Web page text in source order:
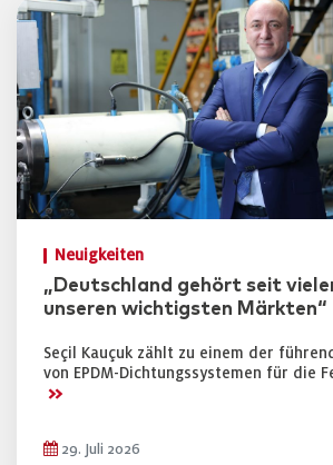
Neuigkeiten
„Deutschland gehört seit
unseren wichtigsten Märkten“
Seçil Kauçuk zählt zu einem der
von EPDM-Dichtungssystemen für die
>>
29. Juli 2026